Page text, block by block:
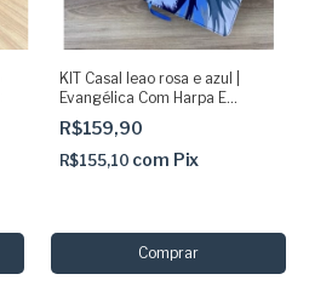
KIT Casal leao rosa e azul |
Evangélica Com Harpa E
Corinhos letras grandes
R$159,90
R$155,10 com Pix